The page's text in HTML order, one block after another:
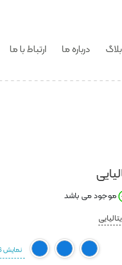
درباره ما ارتباط با ما
موجود می باشد
نمایش 16 رنگ دیگر